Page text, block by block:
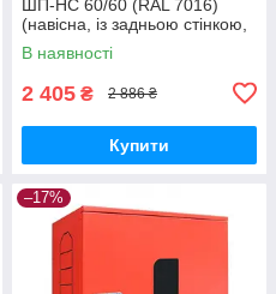
ШП-НС 60/60 (RAL 7016)
(навісна, із задньою стінкою,
антрацит, 600х600х230 мм)
В наявності
2 405 ₴ 2 886 ₴
Купити
–17%